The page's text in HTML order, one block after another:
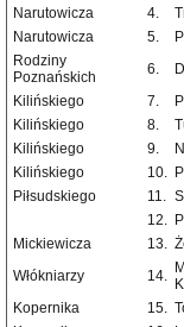
Narutowicza
4.
Narutowicza
5.
Rodziny
Poznańskich
6.
Kilińskiego
7.
Kilińskiego
8.
Kilińskiego
9.
Kilińskiego
10.
Piłsudskiego
11.
12.
Mickiewicza
13.
Włókniarzy
14.
Kopernika
15.